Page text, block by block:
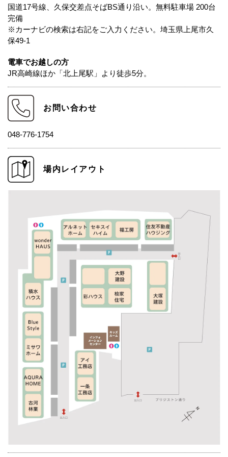
国道17号線、久保交差点そばBS通り沿い。無料駐車場 200台
完備
※カーナビの検索は右記をご入力ください。埼玉県上尾市久
保49-1
電車でお越しの方
JR高崎線ほか「北上尾駅」より徒歩5分。
お問い合わせ
048-776-1754
場内レイアウト